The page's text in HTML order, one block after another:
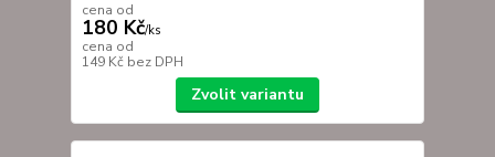
cena od
180 Kč/ks
cena od
149 Kč bez DPH
Zvolit variantu